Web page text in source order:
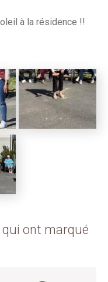
à la résidence !!
ont marqué